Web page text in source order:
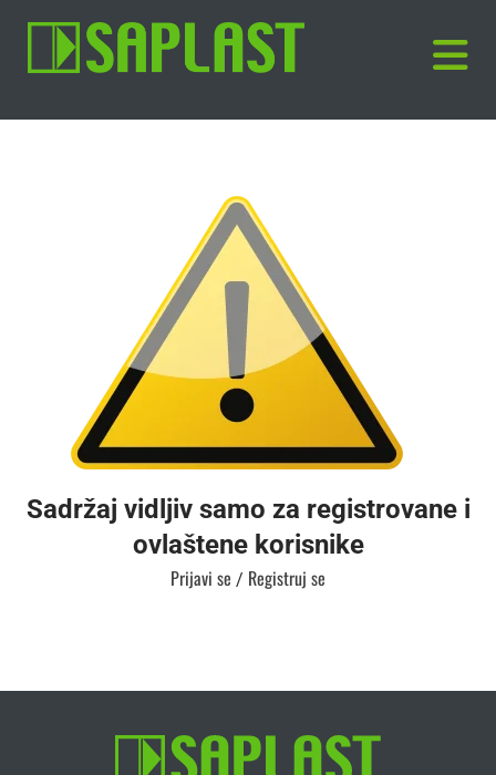
Sadržaj vidljiv samo za registrovane i
ovlaštene korisnike
Prijavi se / Registruj se